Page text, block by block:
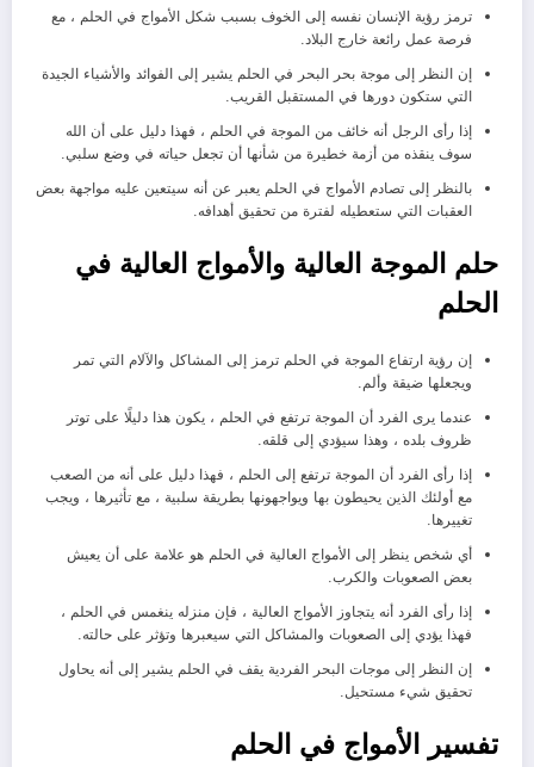
ترمز رؤية الإنسان نفسه إلى الخوف بسبب شكل الأمواج في الحلم ، مع
فرصة عمل رائعة خارج البلاد.
إن النظر إلى موجة بحر البحر في الحلم يشير إلى الفوائد والأشياء الجيدة
التي ستكون دورها في المستقبل القريب.
إذا رأى الرجل أنه خائف من الموجة في الحلم ، فهذا دليل على أن الله
سوف ينقذه من أزمة خطيرة من شأنها أن تجعل حياته في وضع سلبي.
بالنظر إلى تصادم الأمواج في الحلم يعبر عن أنه سيتعين عليه مواجهة بعض
العقبات التي ستعطيله لفترة من تحقيق أهدافه.
حلم الموجة العالية والأمواج العالية في
الحلم
إن رؤية ارتفاع الموجة في الحلم ترمز إلى المشاكل والآلام التي تمر
ويجعلها ضيقة وألم.
عندما يرى الفرد أن الموجة ترتفع في الحلم ، يكون هذا دليلًا على توتر
ظروف بلده ، وهذا سيؤدي إلى قلقه.
إذا رأى الفرد أن الموجة ترتفع إلى الحلم ، فهذا دليل على أنه من الصعب
مع أولئك الذين يحيطون بها ويواجهونها بطريقة سلبية ، مع تأثيرها ، ويجب
تغييرها.
أي شخص ينظر إلى الأمواج العالية في الحلم هو علامة على أن يعيش
بعض الصعوبات والكرب.
إذا رأى الفرد أنه يتجاوز الأمواج العالية ، فإن منزله ينغمس في الحلم ،
فهذا يؤدي إلى الصعوبات والمشاكل التي سيعبرها وتؤثر على حالته.
إن النظر إلى موجات البحر الفردية يقف في الحلم يشير إلى أنه يحاول
تحقيق شيء مستحيل.
تفسير الأمواج في الحلم